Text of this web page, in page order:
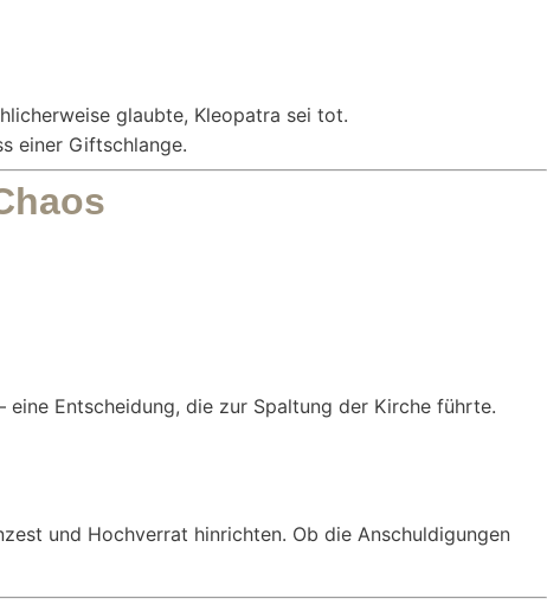
glaubte, Kleopatra sei tot.
einer Giftschlange.
Entscheidung, die zur Spaltung der Kirche führte.
und Hochverrat hinrichten. Ob die Anschuldigungen